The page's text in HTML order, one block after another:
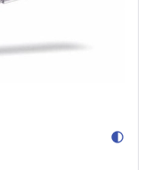
contrast